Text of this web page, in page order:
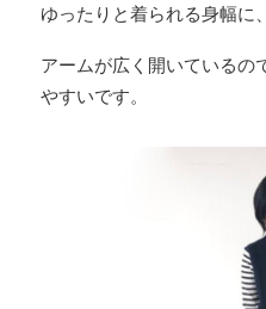
ゆったりと着られる身幅に、
アームが広く開いているの
やすいです。